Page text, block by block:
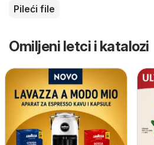
Pileći file
Omiljeni letci i katalozi